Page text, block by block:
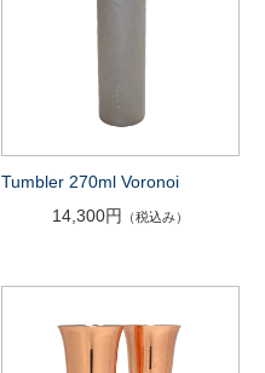
Tumbler 270ml Voronoi
14,300円
（税込み）